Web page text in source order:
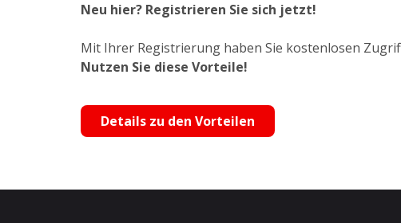
Neu hier? Registrieren Sie sich jetzt!
Mit Ihrer Registrierung haben Sie kostenlosen
Nutzen Sie diese Vorteile!
Details zu den Vorteilen